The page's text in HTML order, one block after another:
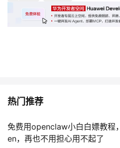
热门推荐
免费用openclaw小白白嫖教程
en，再也不用担心用不起了